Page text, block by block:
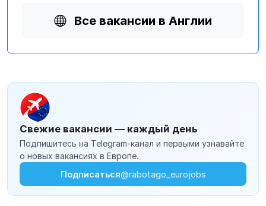
Все вакансии в Англии
Свежие вакансии — каждый день
Подпишитесь на Telegram-канал и первыми узнавайте
о новых вакансиях в Европе.
Подписаться@rabotago_eurojobs